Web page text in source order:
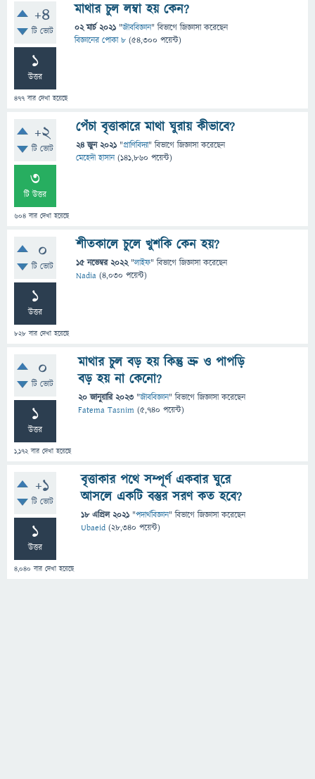
+4
টি ভোট
1
উত্তর
477 বার দেখা হয়েছে
মাথার চুল লম্বা হয় কেন?
02 মার্চ 2021 "জীববিজ্ঞান" বিভাগে জিজ্ঞাসাকরেছেন
বিজ্ঞানের পোকা ৮ (54,300 পয়েন্ট)
+2
টি ভোট
3
টি উত্তর
604 বার দেখা হয়েছে
পেঁচা বৃত্তাকারে মাথা ঘুরায় কীভাবে?
24 জুন 2021 "প্রাণিবিদ্যা" বিভাগে জিজ্ঞাসাকরেছেন
মেহেদী হাসান (141,860 পয়েন্ট)
0
টি ভোট
1
উত্তর
828 বার দেখা হয়েছে
শীতকালে চুলে খুশকি কেন হয়?
15 নভেম্বর 2022 "লাইফ" বিভাগে জিজ্ঞাসাকরেছেন
Nadia (4,030 পয়েন্ট)
0
টি ভোট
1
উত্তর
1,172বার দেখা হয়েছে
মাথার চুল বড় হয় কিন্তু ভ্রু ও পাপড়ি
বড় হয় না কেনো?
20 জানুয়ারি 2023 "জীববিজ্ঞান" বিভাগে জিজ্ঞাসাকরেছেন
Fatema Tasnim (5,740 পয়েন্ট)
+1
টি ভোট
1
উত্তর
4,040 বার দেখা হয়েছে
বৃত্তাকার পথে সম্পূর্ণ একবার ঘুরে
আসলে একটি বস্তুর সরণ কত হবে?
18 এপ্রিল 2021 "পদার্থবিজ্ঞান" বিভাগে জিজ্ঞাসাকরেছেন
Ubaeid (28,340 পয়েন্ট)